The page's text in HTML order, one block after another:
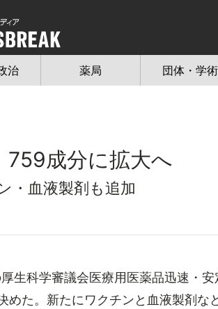
治 薬局 団体・学術
759成分に拡大へ
・血液製剤も追加
生科学審議会医療用医薬品迅速・
めた。新たにワクチンと血液製剤な